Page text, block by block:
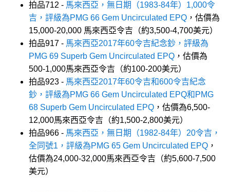
拍品712 - 馬來西亞，無日期（1983-84年）1,000令
吉，評級為PMG 66 Gem Uncirculated EPQ ，估價為
15,000-20,000 馬來西亞令吉（約3,500-4,700美元）
拍品917 - 馬來西亞2017年60令吉紀念鈔，評級為
PMG 69 Superb Gem Uncirculated EPQ ，估價為
500-1,000馬來西亞令吉（約100-200美元）
拍品923 - 馬來西亞2017年60令吉和600令吉紀念
鈔，評級為PMG 66 Gem Uncirculated EPQ和PMG
68 Superb Gem Uncirculated EPQ ，估價為6,500-
12,000馬來西亞令吉（約1,500-2,800美元）
拍品966 - 馬來西亞，無日期（1982-84年）20令吉，
全同號1，評級為PMG 65 Gem Uncirculated EPQ ，
估價為24,000-32,000馬來西亞令吉（約5,600-7,500
美元）